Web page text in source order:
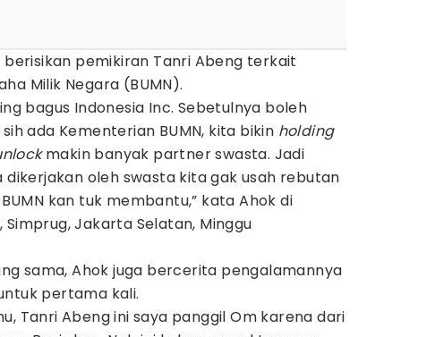
berisikan pemikiran Tanri Abeng terkait
Milik Negara (BUMN).
bagus Indonesia Inc. Sebetulnya boleh
ada Kementerian BUMN, kita bikin holding
makin banyak partner swasta. Jadi
oleh swasta kita gak usah rebutan
kan tuk membantu,” kata Ahok di
Jakarta Selatan, Minggu
sama, Ahok juga bercerita pengalamannya
pertama kali.
Tanri Abeng ini saya panggil Om karena dari